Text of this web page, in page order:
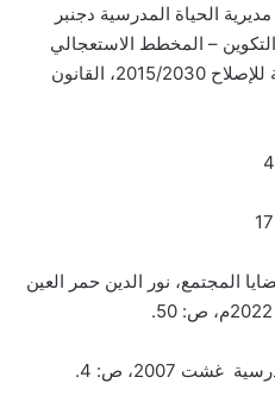
الحياة المدرسية دجنبر
والتكوين – المخطط الاستعجالي
2009/2012 – الرؤية الاستراتيجية للإصلاح 2015/2030، القانون
المجتمع، نور الدين حمر العين
2007، ص: 4.